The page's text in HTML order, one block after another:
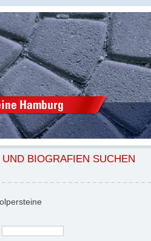
BIOGRAFIEN SUCHEN